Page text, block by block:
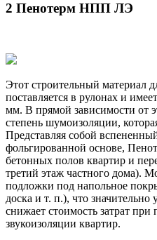
2 Пенотерм НПП ЛЭ
Этот строительный материал
поставляется в рулонах и
мм. В прямой зависимости от
степень шумоизоляции,
Представляя собой
фольгированной основе,
бетонных полов квартир и
третий этаж частного дома).
подложки под напольное
доска и т. п.), что
снижает стоимость затрат при
звукоизоляции квартир.